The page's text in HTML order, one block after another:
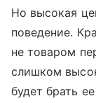
Но высокая
поведение.
не товаром
слишком
будет брать